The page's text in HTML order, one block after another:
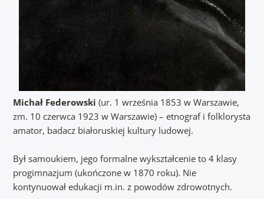
Michał Federowski (ur. 1 września 1853 w Warszawie,
zm. 10 czerwca 1923 w Warszawie) – etnograf i folklorysta
amator, badacz białoruskiej kultury ludowej.
Był samoukiem, jego formalne wykształcenie to 4 klasy
progimnazjum (ukończone w 1870 roku). Nie
kontynuował edukacji m.in. z powodów zdrowotnych.